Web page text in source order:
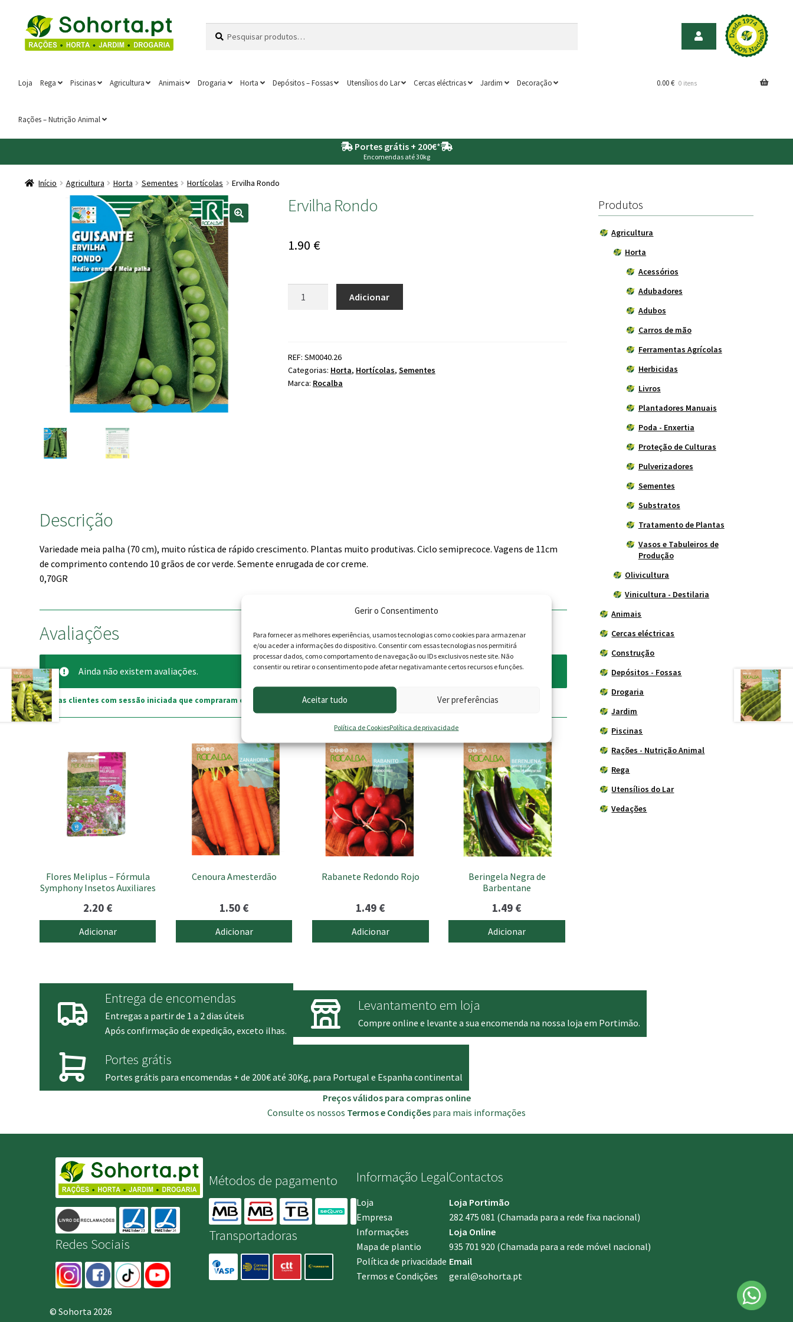
Gerir o Consentimento
Para fornecer as melhores experiências, usamos tecnologias como cookies para armazenar
e/ou aceder a informações do dispositivo. Consentir com essas tecnologias nos permitirá
processar dados, como comportamento de navegação ou IDs exclusivos neste site. Não
consentir ou retirar o consentimento pode afetar negativamante certos recursos e funções.
Aceitar tudo Ver preferências
Política de CookiesPolítica de privacidade
Ir
para
a
Saltar
para
o
por:
Loja Rega Piscinas Agricultura Animais Drogaria Horta Depósitos – Fossas Utensílios do Lar Cercas eléctricas Jardim Decoração
Rações – Nutrição Animal
0.00€ 0 itens
Portes grátis + 200€*
Encomendas até 30kg
Início Agricultura Horta Sementes Hortícolas Ervilha Rondo
Ervilha Rondo
1.90 €
Adicionar
REF: SM0040.26
Categorias: Horta, Hortícolas, Sementes
Marca: Rocalba
Descrição
Variedade meia palha (70 cm), muito rústica de rápido crescimento. Plantas muito produtivas. Ciclo semiprecoce. Vagens de 11cm
de comprimento contendo 10 grãos de cor verde. Semente enrugada de cor creme.
0,70GR
Avaliações
Ainda não existem avaliações.
Apenas clientes com sessão iniciada que compraram este produto podem deixar opinião.
Flores Meliplus – Fórmula
Symphony Insetos Auxiliares
2.20 €
Adicionar
Cenoura Amesterdão
1.50 €
Adicionar
Rabanete Redondo Rojo
1.49 €
Adicionar
Beringela Negra de
Barbentane
1.49 €
Adicionar
Produtos
Agricultura
Horta
Acessórios
Adubadores
Adubos
Carros de mão
Ferramentas Agrícolas
Herbicidas
Livros
Plantadores Manuais
Poda - Enxertia
Proteção de Culturas
Pulverizadores
Sementes
Substratos
Tratamento de Plantas
Vasos e Tabuleiros de
Produção
Olivicultura
Vinicultura - Destilaria
Animais
Cercas eléctricas
Construção
Depósitos - Fossas
Drogaria
Jardim
Piscinas
Rações - Nutrição Animal
Rega
Utensílios do Lar
Vedações
Entrega de encomendas
Entregas a partir de 1 a 2 dias úteis
Após confirmação de expedição, exceto ilhas.
Levantamento em loja
Compre online e levante a sua encomenda na nossa loja em Portimão.
Portes grátis
Portes grátis para encomendas + de 200€ até 30Kg, para Portugal e Espanha continental
Preços válidos para compras online
Consulte os nossos Termos e Condições para mais informações
Redes Sociais
Métodos de pagamento
Transportadoras
Informação Legal
Loja
Empresa
Informações
Mapa de plantio
Política de privacidade
Termos e Condições
Contactos
Loja Portimão
282 475 081 (Chamada para a rede fixa nacional)
Loja Online
935 701 920 (Chamada para a rede móvel nacional)
Email
geral@sohorta.pt
© Sohorta 2026